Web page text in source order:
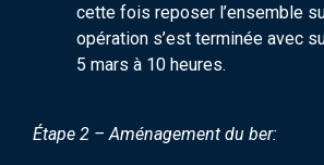
cette fois reposer l’ensemble
opération s’est terminée avec
5 mars à 10 heures.
Étape 2 – Aménagement du ber: